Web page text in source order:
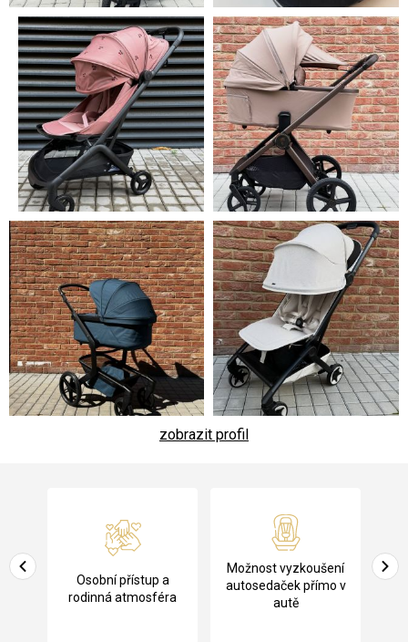
zobrazit profil
a
Osobní přístup a
rodinná atmosféra
Možnost vyzkoušení
autosedaček přímo v
autě